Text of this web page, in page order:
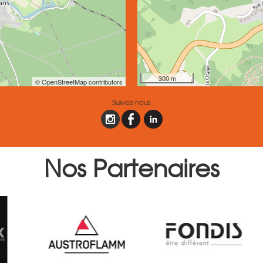
© OpenStreetMap contributors 300 m
Suivez-nous
Nos Partenaires